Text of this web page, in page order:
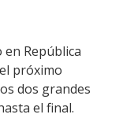
República
próximo
dos grandes
el final.